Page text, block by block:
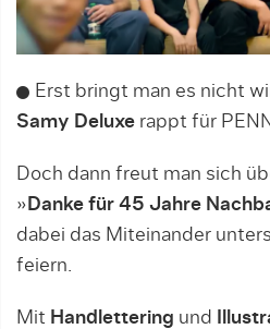
Erst bringt man es nicht
Samy Deluxe rappt für
Doch dann freut man sich
» Danke für 45 Jahre
dabei das Miteinander
feiern.
Mit Handlettering und